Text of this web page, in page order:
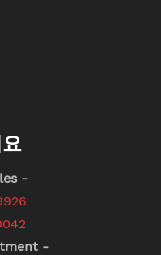
-
-